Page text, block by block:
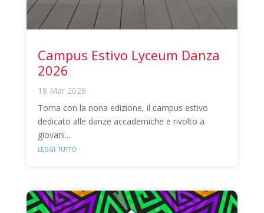
Campus Estivo Lyceum Danza
2026
18 Mar 2026
Torna con la nona edizione, il campus estivo
dedicato alle danze accademiche e rivolto a
giovani...
leggi tutto